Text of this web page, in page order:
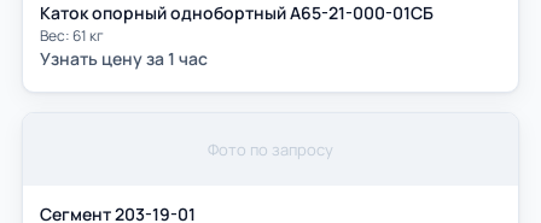
Каток опорный однобортный А65-21-000-01СБ
Вес: 61 кг
Узнать цену за 1 час
Фото по запросу
Сегмент 203-19-01